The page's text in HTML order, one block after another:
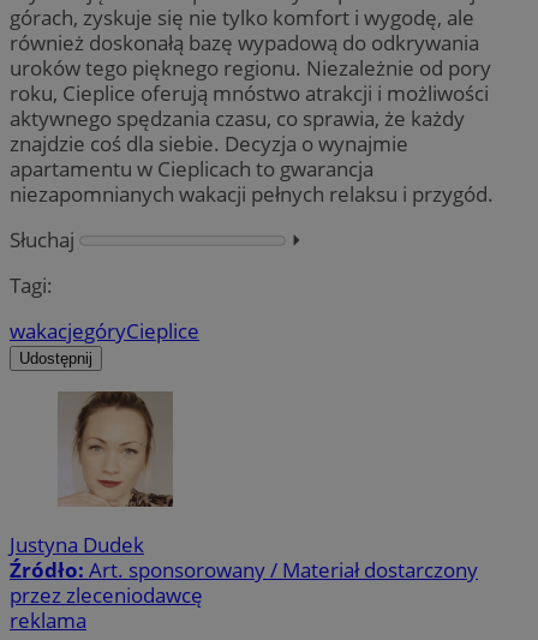
górach, zyskuje się nie tylko komfort i wygodę, ale
również doskonałą bazę wypadową do odkrywania
uroków tego pięknego regionu. Niezależnie od pory
roku, Cieplice oferują mnóstwo atrakcji i możliwości
aktywnego spędzania czasu, co sprawia, że każdy
znajdzie coś dla siebie. Decyzja o wynajmie
apartamentu w Cieplicach to gwarancja
niezapomnianych wakacji pełnych relaksu i przygód.
Słuchaj
⏵︎
Tagi:
wakacjegóryCieplice
Udostępnij
Justyna Dudek
Źródło: Art. sponsorowany / Materiał dostarczony
przez zleceniodawcę
reklama